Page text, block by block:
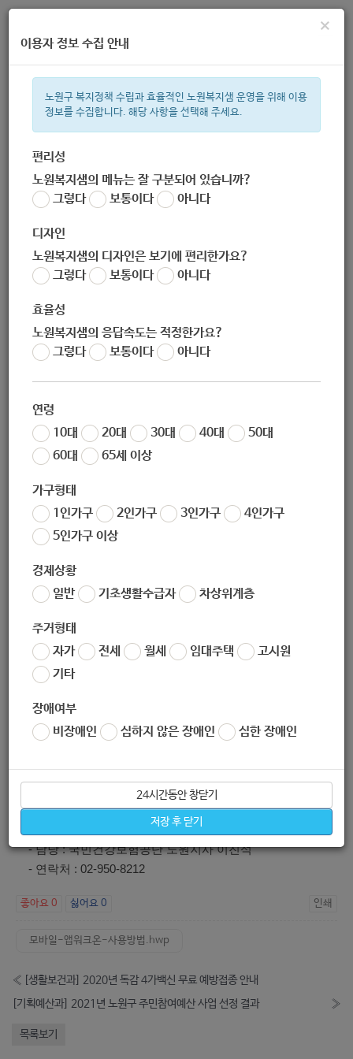
주간 인기검색어
한눈으로 보는 복지 정보
×
이용자 정보 수집 안내
노원구 복지정책 수립과 효율적인 노원복지샘 운영을 위해 이용
정보를 수집합니다. 해당 사항을 선택해 주세요.
편리성
노원복지샘의 메뉴는 잘 구분되어 있습니까?
그렇다
보통이다 아니다
디자인
노원복지샘의 디자인은 보기에 편리한가요?
그렇다
보통이다 아니다
효율성
노원복지샘의 응답속도는 적정한가요?
그렇다
보통이다 아니다
연령
10대
20대 30대 40대
50대
60대
65세 이상
가구형태
1인가구
2인가구 3인가구
4인가구
5인가구 이상
경제상황
일반
기초생활수급자 차상위계층
주거형태
자가
전세 월세 임대주택
고시원
기타
장애여부
비장애인
심하지 않은 장애인 심한 장애인
24시간동안 창닫기
저장 후 닫기
[노원구청] 노담(No Smoking)! 워킹(Go Walking)! 푸른하늘
아래 건강걷기
작성자 노원 복지샘
작성일 2020-09-10 17:29
「노담(No Smoking)! 워킹(Go Walking)! 푸른
하늘 아래 건강걷기 사업」
○ 참여 대상 : 노원구청 직원 및 노원구 주민
○ 기간 : 2020. 9. ~ 10. (2개월)
⇒
서울.강
티 가입
참여자
모집
당 지역
그룹에
① 10일 7만보
챌린지
홍보 이벤트
당 모바일
○ 모바일 앱 사용 방법 문의 시 담당 및 연락처
- 담당 : 국민건강보험공단 노원지사 이진석
- 연락처 : 02-950-8212
좋아요 0 싫어요 0 인쇄
모바일-앱워크온-사용방법.hwp
« [생활보건과] 2020년 독감 4가백신 무료 예방접종 안내
[기획예산과] 2021년 노원구 주민참여예산 사업 선정 결과
»
목록보기